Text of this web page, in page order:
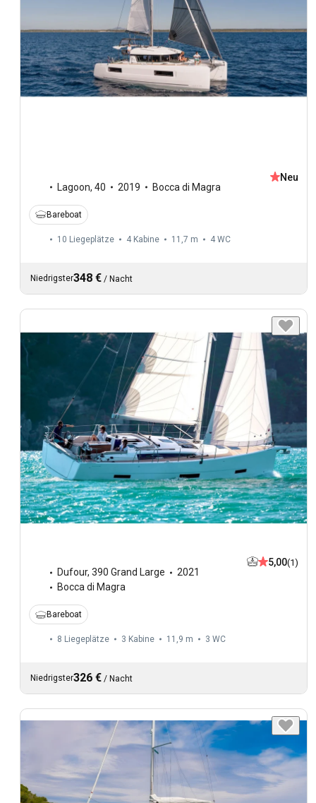
Lagoon, 40 2019 Bocca di Magra
Neu
Bareboat
10 Liegeplätze 4 Kabine 11,7 m 4 WC
Niedrigster348 € / Nacht
Dufour, 390 Grand Large
2021
Bocca di Magra
5,00(1)
Bareboat
8 Liegeplätze 3 Kabine 11,9 m 3 WC
Niedrigster326 € / Nacht